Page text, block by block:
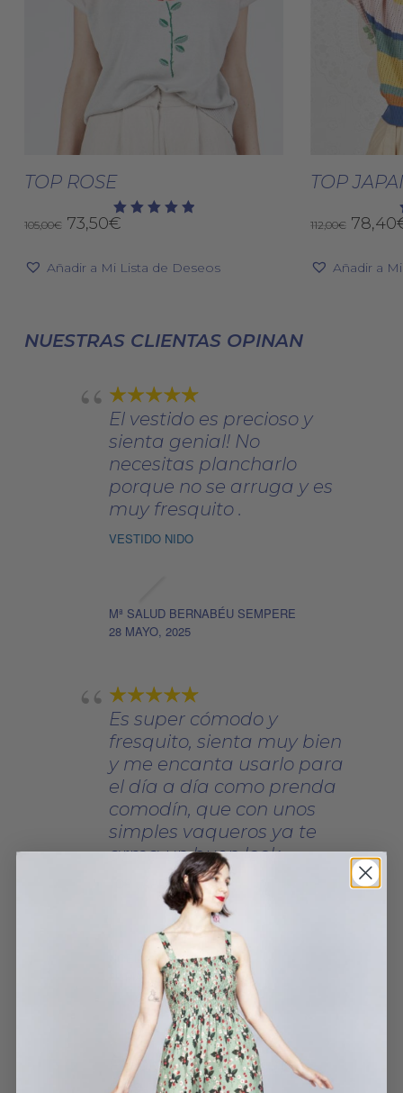
Seleccionar Opciones
tiene
variantes.
opciones
elegir
producto
TOP ROSE
Valorado
de 5
105,00€ El
original
73,50€El
actual
Añadir a Mi Lista de Deseos
TOP
112,00€ El
78,40
Añadir a
NUESTRAS CLIENTAS OPINAN
El vestido es precioso y
sienta genial! No
necesitas plancharlo
porque no se arruga y es
muy fresquito .
VESTIDO NIDO
Mª SALUD BERNABÉU SEMPERE
28 MAYO, 2025
Es super cómodo y
fresquito, sienta muy bien
y me encanta usarlo para
el día a día como prenda
comodín, que con unos
simples vaqueros ya te
arma un buen look.
TOP JAPAN
NOELIA GARCÍA CAMIÑA
29 MAYO, 2025
Precioso, un color que
enamora.